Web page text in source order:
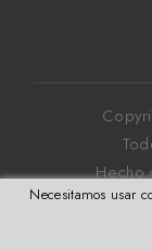
Hecho
Necesitamos usar